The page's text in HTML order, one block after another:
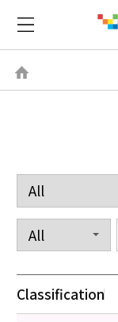
Classification